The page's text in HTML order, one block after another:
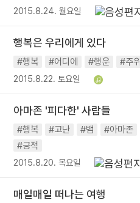
2015.8.24. 월요일
행복은 우리에게 있다
#행복 #어디에 #행운 #주위
2015.8.22. 토요일
아마존 '피다한' 사람들
#행복 #고난 #뱀 #아마존
#긍적
2015.8.20. 목요일
매일매일 떠나는 여행